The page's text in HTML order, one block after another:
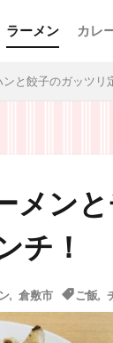
ラーメン カレ
と餃子のガッツリ
メン
チ！
, 倉敷市 ご飯